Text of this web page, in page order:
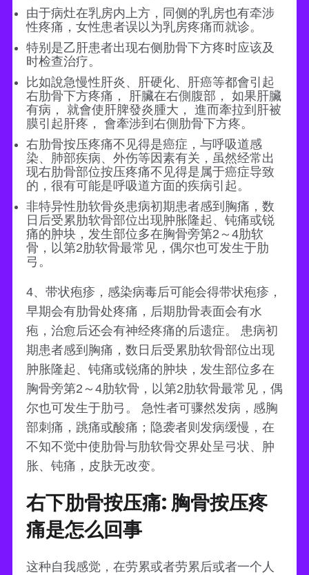
由于病灶在乳房内上方，同侧的乳房也有牵涉
性疼痛，女性患者误以为乳房疼痛而就诊。
特别是乙肝患者出现右侧肋骨下方疼时应该及
时检查治疗。
比如說急慢性肝炎、肝硬化、肝癌等都會引起
右肋骨下方疼痛， 肝臟在右側腹部， 如果肝臟
有病， 就會使肝脾發炎腫大， 進而牽拉到肝被
膜引起肝疼， 會牽涉到右側肋骨下方疼。
右肋骨按压疼痛不见得是癌症，与呼吸道感
染、肺部疾病、外伤等因素有关，虽然经常出
现右肋骨部位按压疼痛不见得是属于癌症导致
的，很有可能是呼吸道方面的疾病引起。
非特异性肋软骨炎患病初期患者感到胸痛，数
日后受累肋软骨部位出现肿胀隆起、钝痛或锐
痛的肿块，发生部位多在胸骨旁第2～4肋软
骨，以第2肋软骨最常见，偶尔也可发生于肋
弓。
4、带状疱疹，感染病毒后可能会得带状疱疹，
早期会有肋骨处疼痛，后期肋骨表面会有水
疱，治愈后还会有神经疼痛的后遗症。 患病初
期患者感到胸痛，数日后受累肋软骨部位出现
肿胀隆起、钝痛或锐痛的肿块，发生部位多在
胸骨旁第2～4肋软骨，以第2肋软骨最常见，偶
尔也可发生于肋弓。 急性者可骤然发病，感胸
部刺痛，跳痛或酸痛；隐袭者则发病缓慢，在
不知不觉中使肋骨与肋软骨交界处呈弓状、肿
胀、钝痛，皮肤无改变。
右下肋骨按压痛: 胸骨按压疼
痛是怎么回事
这种自我感觉，在劳累或者劳累后或者一个人